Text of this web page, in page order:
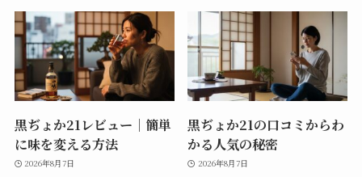
黒ぢょか21レビュー｜簡単
に味を変える方法
2026年8月7日
黒ぢょか21の口コミからわ
かる人気の秘密
2026年8月7日